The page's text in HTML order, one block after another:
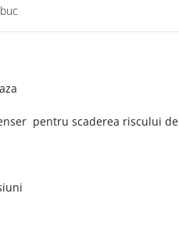
pentru scaderea riscului de